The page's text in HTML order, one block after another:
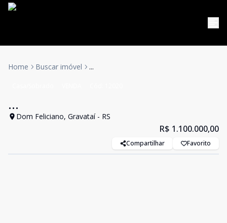
Home Buscar imóvel ...
...
Dom Feliciano, Gravataí - RS
R$ 1.100.000,00
Compartilhar Favorito